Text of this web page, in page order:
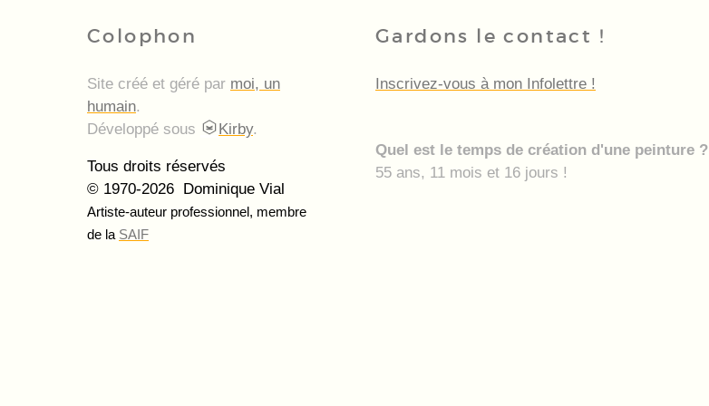
Colophon
Site créé et géré par moi, un
humain.
Développé sous
Kirby.
Tous droits réservés
© 1970-2026 Dominique Vial
Artiste-auteur professionnel, membre
de la SAIF
Gardons le contact !
Inscrivez-vous à mon Infolettre !
Quel est le temps de création d'une peinture ?
55 ans, 11 mois et 16 jours !